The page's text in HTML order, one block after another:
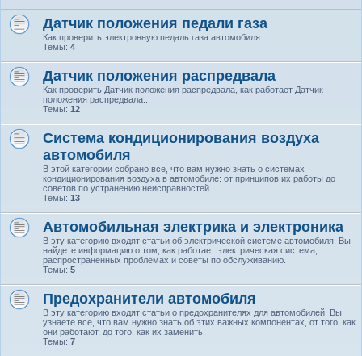
Датчик положения педали газа
Как проверить электронную педаль газа автомобиля
Темы: 4
Датчик положения распредвала
Как проверить Датчик положения распредвала, как работает Датчик
положения распредвала...
Темы: 12
Система кондиционирования воздуха
автомобиля
В этой категории собрано все, что вам нужно знать о системах
кондиционирования воздуха в автомобиле: от принципов их работы до
советов по устранению неисправностей.
Темы: 13
Автомобильная электрика и электроника
В эту категорию входят статьи об электрической системе автомобиля. Вы
найдете информацию о том, как работает электрическая система,
распространенных проблемах и советы по обслуживанию.
Темы: 5
Предохранители автомобиля
В эту категорию входят статьи о предохранителях для автомобилей. Вы
узнаете все, что вам нужно знать об этих важных компонентах, от того, как
они работают, до того, как их заменить.
Темы: 7